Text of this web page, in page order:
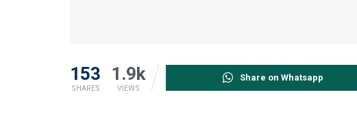
153
SHARES
1.9k
VIEWS
Share on Whatsapp